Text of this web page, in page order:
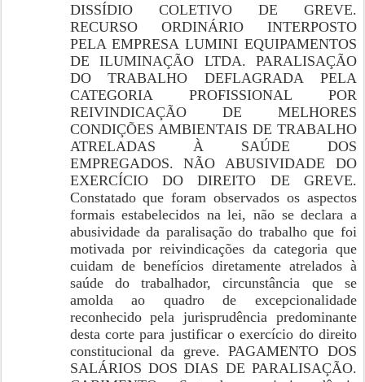
DISSÍDIO COLETIVO DE GREVE.
RECURSO ORDINÁRIO INTERPOSTO
PELA EMPRESA LUMINI EQUIPAMENTOS
DE ILUMINAÇÃO LTDA. PARALISAÇÃO
DO TRABALHO DEFLAGRADA PELA
CATEGORIA PROFISSIONAL POR
REIVINDICAÇÃO DE MELHORES
CONDIÇÕES AMBIENTAIS DE TRABALHO
ATRELADAS À SAÚDE DOS
EMPREGADOS. NÃO ABUSIVIDADE DO
EXERCÍCIO DO DIREITO DE GREVE.
Constatado que foram observados os aspectos
formais estabelecidos na lei, não se declara a
abusividade da paralisação do trabalho que foi
motivada por reivindicações da categoria que
cuidam de benefícios diretamente atrelados à
saúde do trabalhador, circunstância que se
amolda ao quadro de excepcionalidade
reconhecido pela jurisprudência predominante
desta corte para justificar o exercício do direito
constitucional da greve. PAGAMENTO DOS
SALÁRIOS DOS DIAS DE PARALISAÇÃO.